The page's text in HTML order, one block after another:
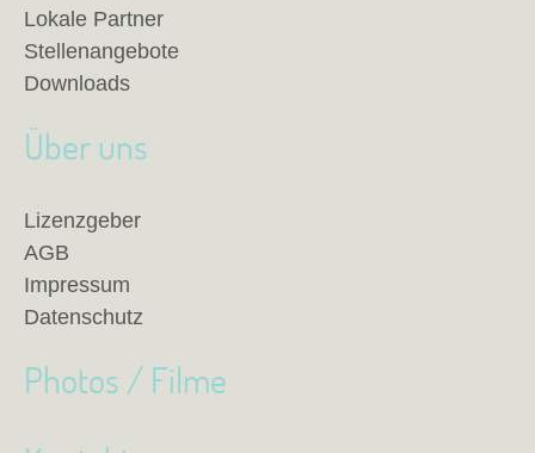
Lokale Partner
Stellenangebote
Downloads
Über uns
Lizenzgeber
AGB
Impressum
Datenschutz
Photos / Filme